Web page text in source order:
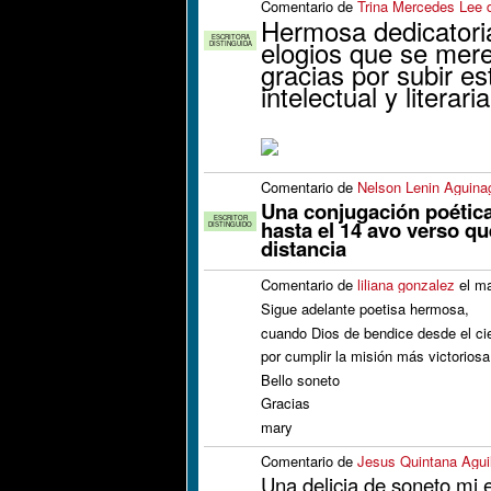
ESCRITORA
DISTINGUIDA
Comentario de Trina Mercedes Lee
Hermosa
elogios que se
gracias por subir
intelectual y
ESCRITOR
DISTINGUIDO
Comentario de Nelson Lenin
Una conjugación
hasta el 14 avo verso
distancia
Comentario de liliana gonzalez el
Sigue adelante poetisa hermosa,
cuando Dios de bendice desde el
por cumplir la misión más
Bello soneto
Gracias
mary
Comentario de Jesus Quintana
Una delicia de soneto mi